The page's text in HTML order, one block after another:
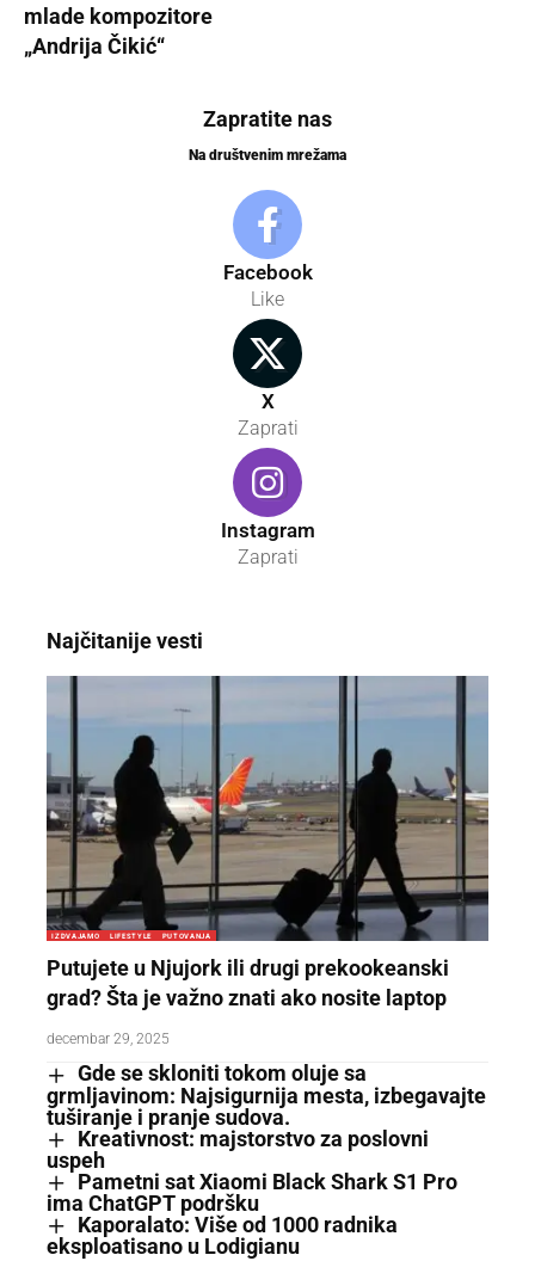
mlade kompozitore
„Andrija Čikić“
Zapratite nas
Na društvenim mrežama
Facebook
Like
X
Zaprati
Instagram
Zaprati
Najčitanije vesti
IZDVAJAMO LIFESTYLE PUTOVANJA
Putujete u Njujork ili drugi prekookeanski
grad? Šta je važno znati ako nosite laptop
decembar 29, 2025
Gde se skloniti tokom oluje sa
grmljavinom: Najsigurnija mesta, izbegavajte
tuširanje i pranje sudova.
Kreativnost: majstorstvo za poslovni
uspeh
Pametni sat Xiaomi Black Shark S1 Pro
ima ChatGPT podršku
Kaporalato: Više od 1000 radnika
eksploatisano u Lodigianu